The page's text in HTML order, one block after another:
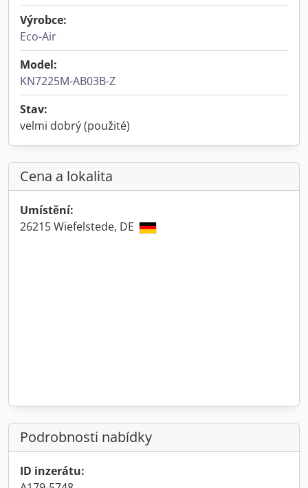
Výrobce:
Eco-Air
Model:
KN7225M-AB03B-Z
Stav:
velmi dobrý (použité)
Cena a lokalita
Umístění:
26215 Wiefelstede, DE
Podrobnosti nabídky
ID inzerátu: